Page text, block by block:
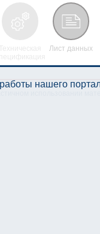
Лист данных
нашего